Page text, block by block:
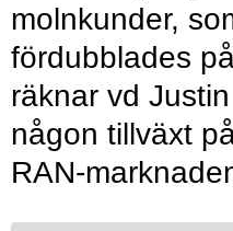
molnkunder,
fördubblades
räknar vd
någon tillväxt
RAN-